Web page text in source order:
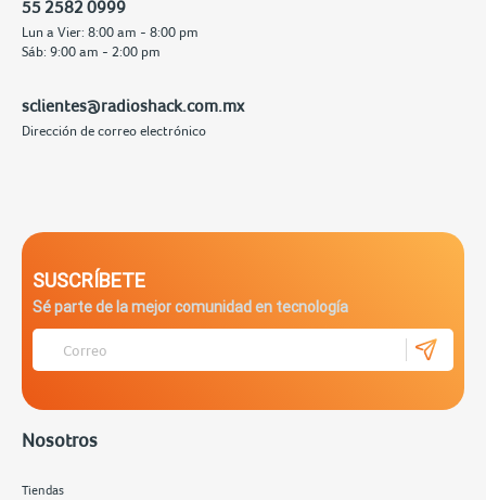
55 2582 0999
Lun a Vier: 8:00 am - 8:00 pm
Sáb: 9:00 am - 2:00 pm
sclientes@radioshack.com.mx
Dirección de correo electrónico
SUSCRÍBETE
Sé parte de la mejor comunidad en tecnología
Nosotros
Tiendas